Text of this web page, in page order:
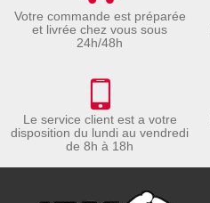
Votre commande est préparée
et livrée chez vous sous
24h/48h
Le service client est a votre
disposition du lundi au vendredi
de 8h à 18h